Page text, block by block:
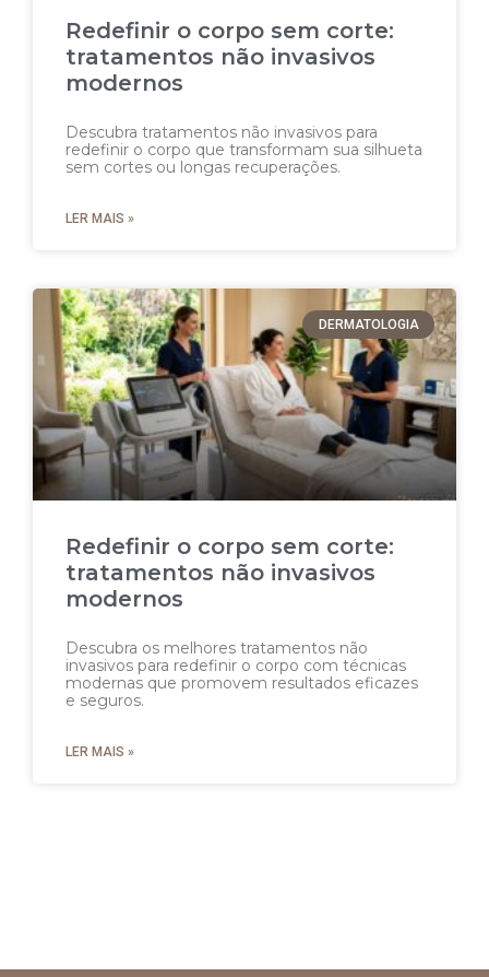
Redefinir o corpo sem corte:
tratamentos não invasivos
modernos
Descubra tratamentos não invasivos para
redefinir o corpo que transformam sua silhueta
sem cortes ou longas recuperações.
LER MAIS »
DERMATOLOGIA
Redefinir o corpo sem corte:
tratamentos não invasivos
modernos
Descubra os melhores tratamentos não
invasivos para redefinir o corpo com técnicas
modernas que promovem resultados eficazes
e seguros.
LER MAIS »